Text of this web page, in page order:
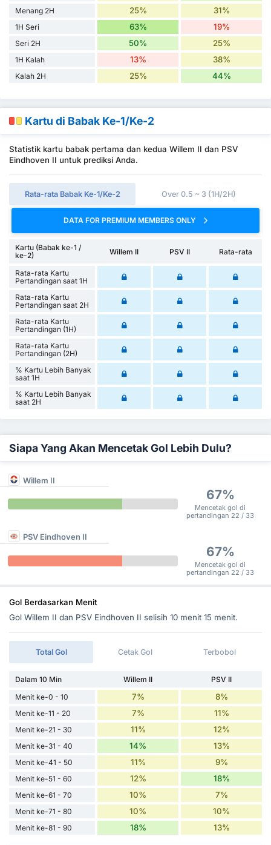
Menang 2H 25% 31%
1H Seri 63% 19%
Seri 2H 50% 25%
1H Kalah 13% 38%
Kalah 2H 25% 44%
Kartu di Babak Ke-1/Ke-2
Statistik kartu babak pertama dan kedua Willem II dan PSV
Eindhoven II untuk prediksi Anda.
Rata-rata Babak Ke-1/Ke-2 Over 0.5 ~ 3 (1H/2H)
DATA FOR PREMIUM MEMBERS ONLY
Kartu (Babak ke-1 /
ke-2)
Willem II PSV II Rata-rata
Rata-rata Kartu
Pertandingan saat 1H
Rata-rata Kartu
Pertandingan saat 2H
Rata-rata Kartu
Pertandingan (1H)
Rata-rata Kartu
Pertandingan (2H)
% Kartu Lebih Banyak
saat 1H
% Kartu Lebih Banyak
saat 2H
Siapa Yang Akan Mencetak Gol Lebih Dulu?
Willem II
67%
Mencetak gol di
pertandingan 22 / 33
PSV Eindhoven II
67%
Mencetak gol di
pertandingan 22 / 33
Gol Berdasarkan Menit
Gol Willem II dan PSV Eindhoven II selisih 10 menit 15 menit.
Total Gol Cetak Gol Terbobol
Dalam 10 Min Willem II
PSV II
Menit ke-0 - 10
7% 8%
Menit ke-11 - 20 7% 11%
Menit ke-21 - 30 11% 12%
Menit ke-31 - 40 14% 13%
Menit ke-41 - 50 11% 9%
Menit ke-51 - 60 12% 18%
Menit ke-61 - 70 10% 7%
Menit ke-71 - 80 10% 10%
Menit ke-81 - 90 18% 13%